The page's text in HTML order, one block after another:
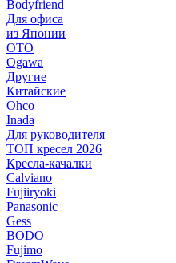
Bodyfriend
Для офиса
из Японии
OTO
Ogawa
Другие
Китайские
Ohco
Inada
Для руководителя
ТОП кресел 2026
Кресла-качалки
Calviano
Fujiiryoki
Panasonic
Gess
BODO
Fujimo